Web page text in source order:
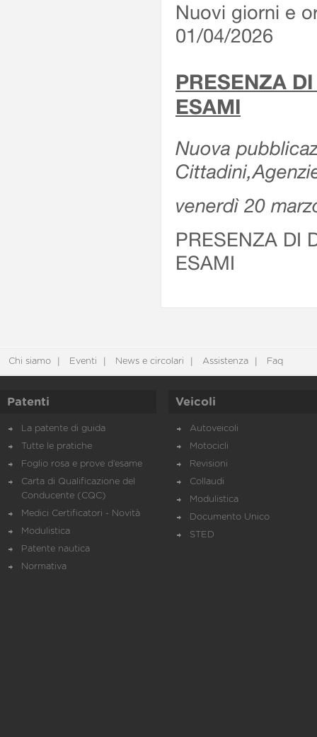
Nuovi giorni e
01/04/2026
PRESENZA
ESAMI
Nuova
venerdì 20
PRESENZA DI
ESAMI
Chi siamo Eventi News e circolari Assistenza Faq
Patenti
La patente di guida
Tutte le pratiche
Foglio rosa e prove d’esame
Carta di Qualificazione del
Conducente (CQC)
Medici Certificatori - Novità
Modulistica
Patente nautica
Normativa
Veicoli
Autoveicoli
Motocicli
Revisioni
Collaudi
Modulistica
Documento Unico
STED